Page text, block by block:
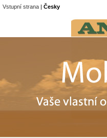
Vstupní strana | Česky